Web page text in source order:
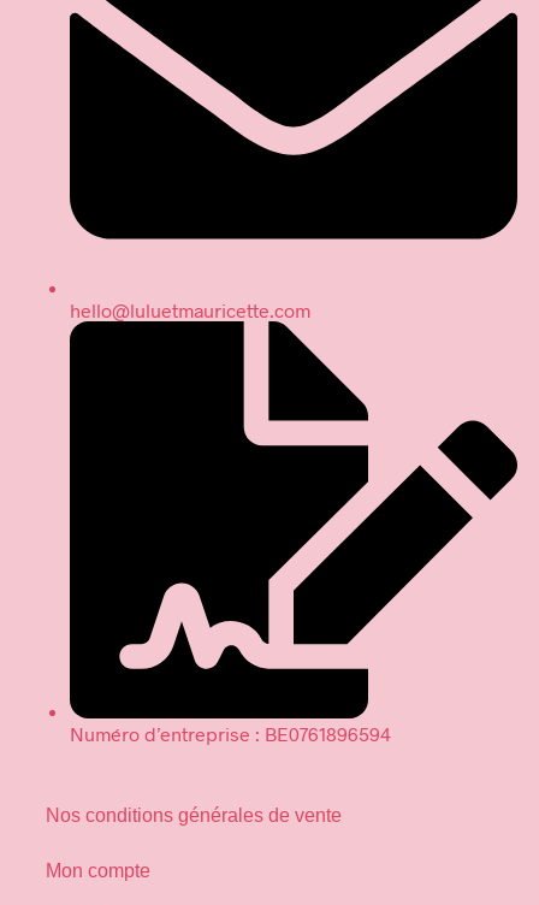
hello@luluetmauricette.com
Numéro d’entreprise : BE0761896594
Nos conditions générales de vente
Mon compte